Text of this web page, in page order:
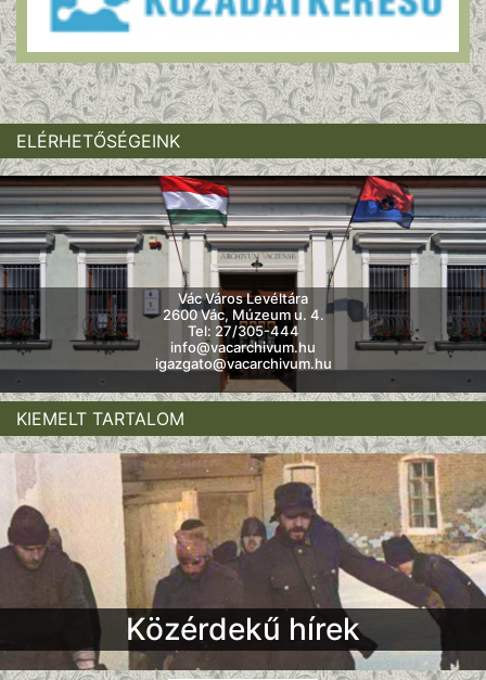
ELÉRHETŐSÉGEINK
Vác Város Levéltára
2600 Vác, Múzeum u. 4.
Tel: 27/305-444
info@vacarchivum.hu
igazgato@vacarchivum.hu
KIEMELT TARTALOM
Közérdekű hírek